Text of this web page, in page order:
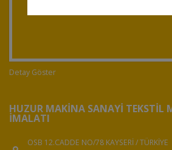
Detay Göster
HUZUR MAKINA SANAYI TEKSTIL
İMALATI
OSB 12.CADDE NO/78 KAYSERİ / TÜRKİYE